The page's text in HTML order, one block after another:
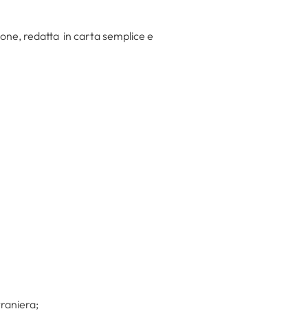
redatta in carta semplice e